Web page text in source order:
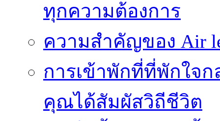
ทุกความต้องการ
ความสำคัญของ Air
การเข้าพักที่ที่พักใจก
คุณได้สัมผัสวิถีชีวิต